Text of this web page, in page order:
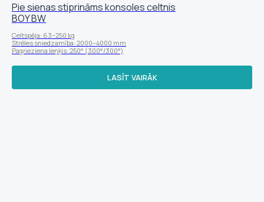
Pie sienas stiprināms konsoles celtnis
BOY BW
Celtspēja: 63–250 kg
Strēles sniedzamība: 2000–4000 mm
Pagrieziena leņķis: 250° (300°/300°)
LASĪT VAIRĀK